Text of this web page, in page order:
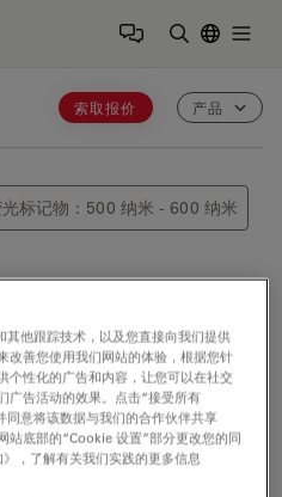
索取报价 产品
标记物：500 纳米 - 600 纳米
记物 related to ATTO 532.
and shows excellent water
of the label are strong
The dye shows a
after coupling to a
他跟踪技术，以及您直接向我们提供
改善您使用我们网站的体验，根据您针
个性化的广告和内容，让您可以在社交
广告活动的效果。点击“接受所有
意将该数据与我们的合作伙伴共享
站底部的“Cookie 设置”部分更改您的同
，了解有关我们实践的更多信息